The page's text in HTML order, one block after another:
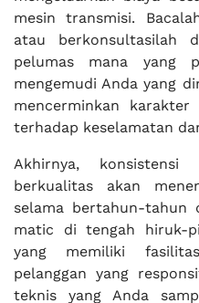
mesin transmisi.
atau berkonsultasilah
pelumas mana yang
mengemudi Anda yang
mencerminkan
terhadap keselamatan
Akhirnya,
berkualitas akan
selama bertahun-tahun
matic di tengah hiruk-
yang memiliki
pelanggan yang
teknis yang Anda